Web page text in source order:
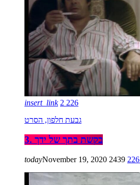
insert_link 2 226
גבעת חלפון, הסרט
3. בקשת בתך של ידך
todayNovember 19, 2020 2439 226